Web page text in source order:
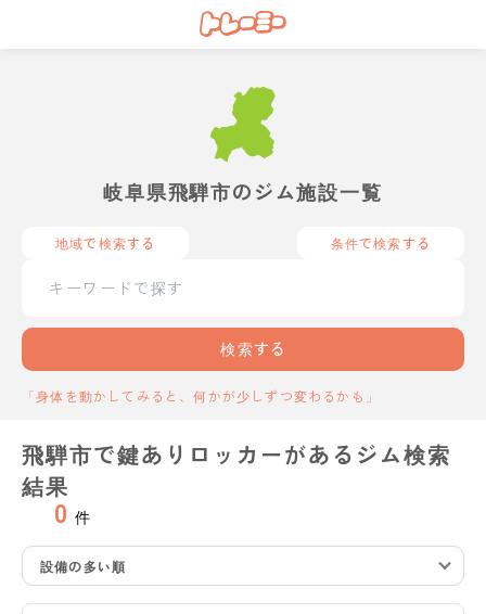
岐阜県飛騨市のジム施設一覧
地域で検索する 条件で検索する
検索する
「身体を動かしてみると、何かが少しずつ変わるかも」
飛騨市で鍵ありロッカーがあるジム検索
結果
0 件
設備の多い順